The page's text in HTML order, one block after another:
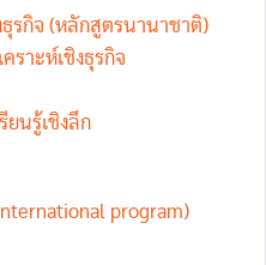
รกิจ (หลักสูตรนานาชาติ)
ราะห์เชิงธุรกิจ
นรู้เชิงลึก
program)